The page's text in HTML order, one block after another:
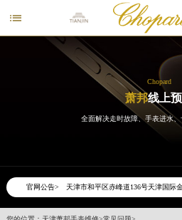

Chopard
萧邦线上
全面解决走时故障、手表进水、
官网公告>
2026年6月萧邦天津市售后服务网络
2026年6月萧邦售后服务中心最新网